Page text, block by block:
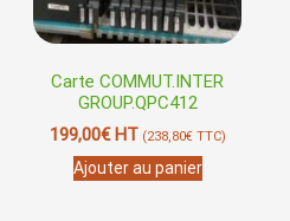
Carte COMMUT.INTER
GROUP.QPC412
199,00€HT (238,80€TTC)
Ajouter au panier